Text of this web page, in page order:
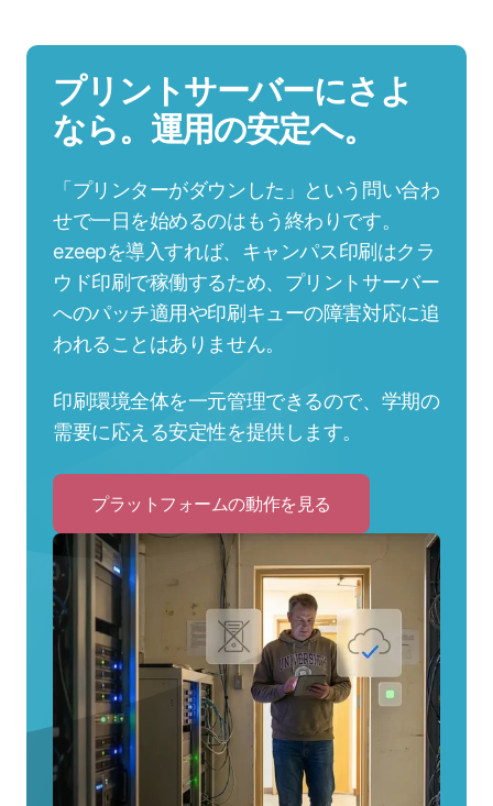
プリントサーバーにさよ
なら。運用の安定へ。
「プリンターがダウンした」という問い合わ
せで一日を始めるのはもう終わりです。
ezeepを導入すれば、キャンパス印刷はクラ
ウド印刷で稼働するため、プリントサーバー
へのパッチ適用や印刷キューの障害対応に追
われることはありません。
印刷環境全体を一元管理できるので、学期の
需要に応える安定性を提供します。
プラットフォームの動作を見る
to
ラ
ッ
ト
フ
ォ
ー
ム
の
動